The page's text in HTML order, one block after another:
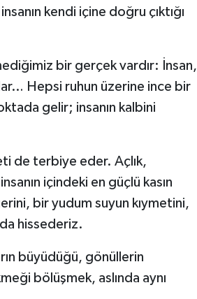
kendi içine doğru çıktığı
bir gerçek vardır: İnsan,
Hepsi ruhun üzerine ince bir
gelir; insanın kalbini
de terbiye eder. Açlık,
içindeki en güçlü kasın
bir yudum suyun kıymetini,
hissederiz.
büyüdüğü, gönüllerin
bölüşmek, aslında aynı